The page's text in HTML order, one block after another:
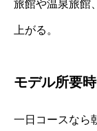
旅館や温泉旅館
上がる。
モデル所要
一日コースなら